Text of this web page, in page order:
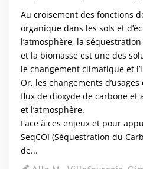
Au croisement des fonctions
organique dans les sols et
l’atmosphère, la
et la biomasse est une des
le changement climatique et
Or, les changements
flux de dioxyde de carbone et
et l’atmosphère.
Face à ces enjeux et pour
SeqCOI (Séquestration du
de...